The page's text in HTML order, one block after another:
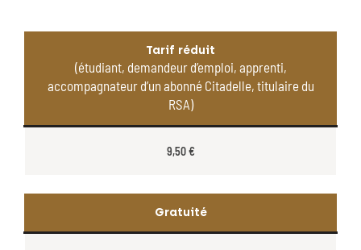
Tarif réduit
(étudiant, demandeur d’emploi, apprenti,
accompagnateur d’un abonné Citadelle, titulaire du
RSA)
9,50 €
Gratuité